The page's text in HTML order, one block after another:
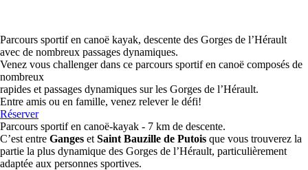
Parcours sportif en canoë kayak, descente des Gorges de l’Hérault
avec de nombreux passages dynamiques.
Venez vous challenger dans ce parcours sportif en canoë composés de
nombreux
rapides et passages dynamiques sur les Gorges de l’Hérault.
Entre amis ou en famille, venez relever le défi!
Réserver
Parcours sportif en canoë-kayak - 7 km de descente.
C’est entre Ganges et Saint Bauzille de Putois que vous trouverez la
partie la plus dynamique des Gorges de l’Hérault, particulièrement
adaptée aux personnes sportives.